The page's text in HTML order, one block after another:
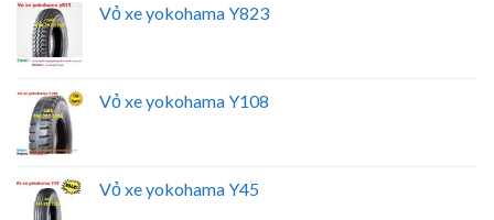
Vỏ xe yokohama Y823
Vỏ xe yokohama Y108
Vỏ xe yokohama Y45